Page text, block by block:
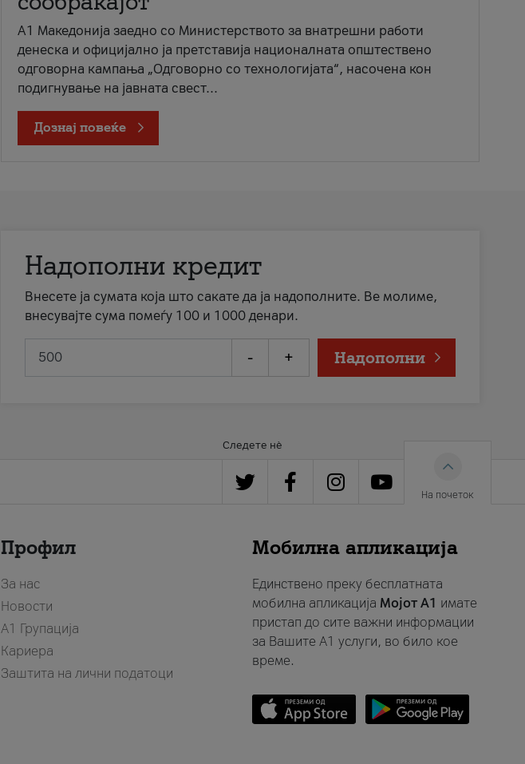
A1 Македонија заедно со Министерството за внатрешни работи
денеска и официјално ја претставија националната општествено
одговорна кампања „Одговорно со технологијата“, насочена кон
подигнување на јавната свест...
Дознај повеќе
Надополни кредит
Внесете ја сумата која што сакате да ја надополните. Ве молиме,
внесувајте сума помеѓу 100 и 1000 денари.
- + Надополни
Следете нè
На почеток
Профил
За нас
Новости
А1 Групација
Кариера
Заштита на лични податоци
Мобилна апликација
Единствено преку бесплатната
мобилна апликација Мојот A1 имате
пристап до сите важни информации
за Вашите A1 услуги, во било кое
време.